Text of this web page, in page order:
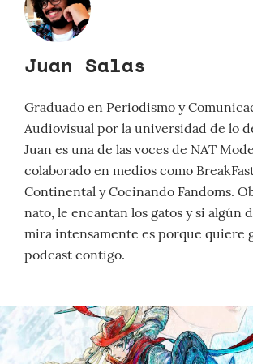
Juan Salas
Graduado en Periodismo y
Audiovisual por la universidad de lo
Juan es una de las voces de NAT
colaborado en medios como
Continental y Cocinando Fandoms.
nato, le encantan los gatos y si algún
mira intensamente es porque quiere
podcast contigo.